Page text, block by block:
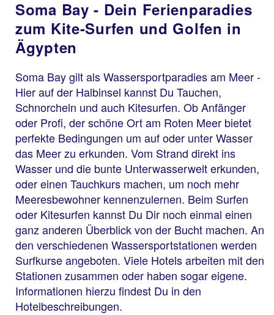
Soma Bay - Dein Ferienparadies
zum Kite-Surfen und Golfen in
Ägypten
Soma Bay gilt als Wassersportparadies am Meer -
Hier auf der Halbinsel kannst Du Tauchen,
Schnorcheln und auch Kitesurfen. Ob Anfänger
oder Profi, der schöne Ort am Roten Meer bietet
perfekte Bedingungen um auf oder unter Wasser
das Meer zu erkunden. Vom Strand direkt ins
Wasser und die bunte Unterwasserwelt erkunden,
oder einen Tauchkurs machen, um noch mehr
Meeresbewohner kennenzulernen. Beim Surfen
oder Kitesurfen kannst Du Dir noch einmal einen
ganz anderen Überblick von der Bucht machen. An
den verschiedenen Wassersportstationen werden
Surfkurse angeboten. Viele Hotels arbeiten mit den
Stationen zusammen oder haben sogar eigene.
Informationen hierzu findest Du in den
Hotelbeschreibungen.